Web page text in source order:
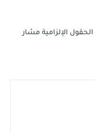
الحقول الإلزامية مشار